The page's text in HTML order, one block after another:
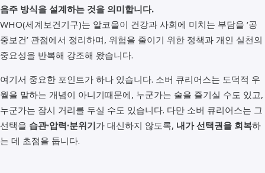
음주 방식을 설계하는 것을 의미합니다.
WHO(세계보건기구)는 알코올이 건강과 사회에 미치는 부담을 ‘공
중보건’ 관점에서 정리하며, 위험을 줄이기 위한 정책과 개인 실천의
중요성을 반복해 강조해 왔습니다.
여기서 중요한 포인트가 하나 있습니다. 소버 큐리어스는 도덕적 우
월을 말하는 개념이 아니기때문에, 누군가는 술을 즐기실 수도 있고,
누군가는 잠시 거리를 두실 수도 있습니다. 다만 소버 큐리어스는 그
선택을 습관·압력·분위기가 대신하지 않도록, 내가 선택권을 회복하
는 데 초점을 둡니다.